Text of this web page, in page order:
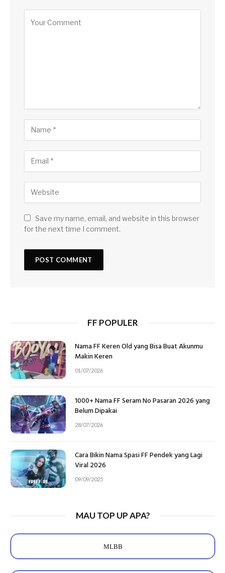
Save my name, email, and website in this browser
for the next time I comment.
FF POPULER
Nama FF Keren Old yang Bisa Buat Akunmu
Makin Keren
01/07/2026
1000+ Nama FF Seram No Pasaran 2026 yang
Belum Dipakai
28/07/2026
Cara Bikin Nama Spasi FF Pendek yang Lagi
Viral 2026
09/09/2025
MAU TOP UP APA?
MLBB